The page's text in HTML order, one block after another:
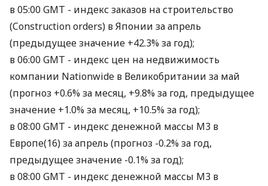
в 05:00 GMT - индекс заказов на строительство
(Construction orders) в Японии за апрель
(предыдущее значение +42.3% за год);
в 06:00 GMT - индекс цен на недвижимость
компании Nationwide в Великобритании за май
(прогноз +0.6% за месяц, +9.8% за год, предыдущее
значение +1.0% за месяц, +10.5% за год);
в 08:00 GMT - индекс денежной массы М3 в
Европе(16) за апрель (прогноз -0.2% за год,
предыдущее значение -0.1% за год);
в 08:00 GMT - индекс денежной массы М3 в